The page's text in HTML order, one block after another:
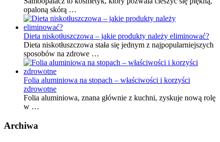
opaloną skórą …
Dieta niskotłuszczowa – jakie produkty należy eliminować?
Dieta niskotłuszczowa stała się jednym z najpopularniejszych
sposobów na zdrowe …
Folia aluminiowa na stopach – właściwości i korzyści
zdrowotne
Folia aluminiowa, znana głównie z kuchni, zyskuje nową rolę
w …
Archiwa